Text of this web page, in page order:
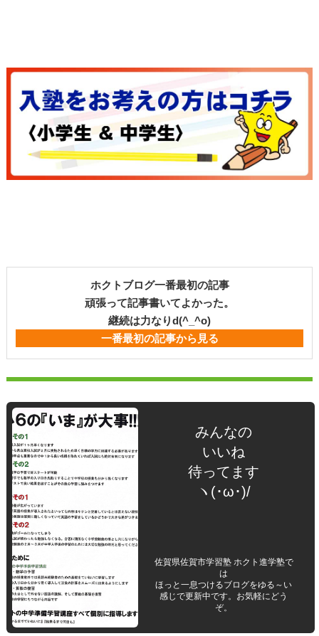
ホクトブログ一番最初の記事
頑張って記事書いてよかった。
継続は力なりd(^_^o)
一番最初の記事から見る
みんなの
いいね
待ってます
ヽ(･ω･)/
佐賀県佐賀市学習塾 ホクト進学塾で
は
ほっと一息つけるブログをゆる～い
感じで更新中です。お気軽にどう
ぞ。